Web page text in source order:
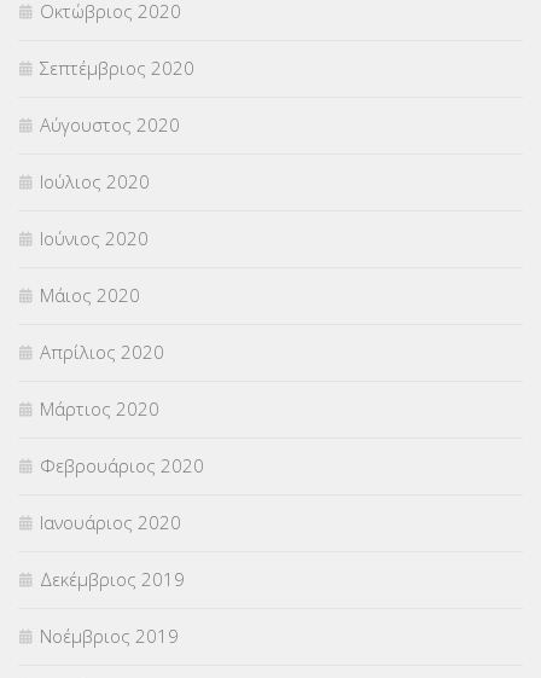
Οκτώβριος 2020
Σεπτέμβριος 2020
Αύγουστος 2020
Ιούλιος 2020
Ιούνιος 2020
Μάιος 2020
Απρίλιος 2020
Μάρτιος 2020
Φεβρουάριος 2020
Ιανουάριος 2020
Δεκέμβριος 2019
Νοέμβριος 2019